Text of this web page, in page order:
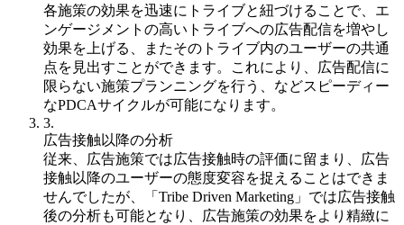
各施策の効果を迅速にトライブと紐づけることで、エ
ンゲージメントの高いトライブへの広告配信を増やし
効果を上げる、またそのトライブ内のユーザーの共通
点を見出すことができます。これにより、広告配信に
限らない施策プランニングを行う、などスピーディー
なPDCAサイクルが可能になります。
3.
広告接触以降の分析
従来、広告施策では広告接触時の評価に留まり、広告
接触以降のユーザーの態度変容を捉えることはできま
せんでしたが、「Tribe Driven Marketing」では広告接触
後の分析も可能となり、広告施策の効果をより精緻に